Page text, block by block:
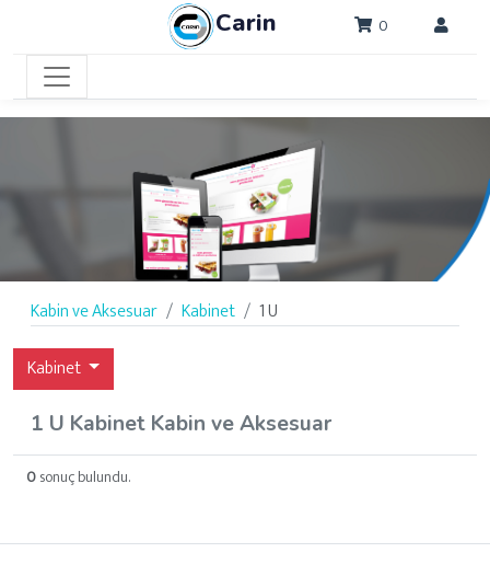
Carin 0
Kabin ve Aksesuar Kabinet
1 U
Kabinet
1 U Kabinet Kabin ve Aksesuar
0sonuç bulundu.